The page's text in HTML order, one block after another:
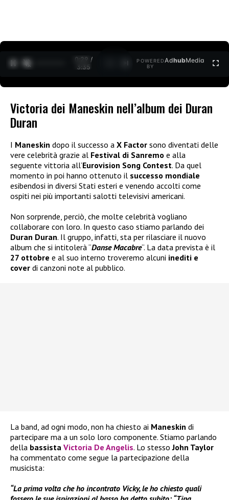
0:30 /
3:35
POWERED
BY
AdhubMedia
Victoria dei Maneskin nell’album dei Duran
Duran
I Maneskin dopo il successo a X Factor sono diventati delle
vere celebrità grazie al Festival di Sanremo e alla
seguente vittoria all’Eurovision Song Contest. Da quel
momento in poi hanno ottenuto il successo mondiale
esibendosi in diversi Stati esteri e venendo accolti come
ospiti nei più importanti salotti televisivi americani.
Non sorprende, perciò, che molte celebrità vogliano
collaborare con loro. In questo caso stiamo parlando dei
Duran Duran. Il gruppo, infatti, sta per rilasciare il nuovo
album che si intitolerà “Danse Macabre“. La data prevista è il
27 ottobre e al suo interno troveremo alcuni inediti e
cover di canzoni note al pubblico.
La band, ad ogni modo, non ha chiesto ai Maneskin di
partecipare ma a un solo loro componente. Stiamo parlando
della bassista Victoria De Angelis. Lo stessoJohn Taylor
ha commentato come segue la partecipazione della
musicista:
“La prima volta che ho incontrato Vicky, le ho chiesto quali